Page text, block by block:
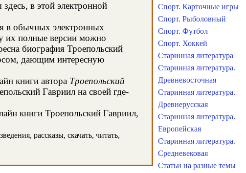
в этой электронной
в обычных электронных
их полные версии можно
биография Троепольский
дающим интересную
книги автора Троепольский
Гавриил на своей где-
книги Троепольский Гавриил,
рассказы, скачать, читать,
Спорт. Карточные игры
Спорт. Рыболовный
Спорт. Футбол
Спорт. Хоккей
Старинная литература
Старинная литература.
Древневосточная
Старинная литература.
Древнерусская
Старинная литература.
Европейская
Старинная литература.
Средневековая
Статьи на разные темы